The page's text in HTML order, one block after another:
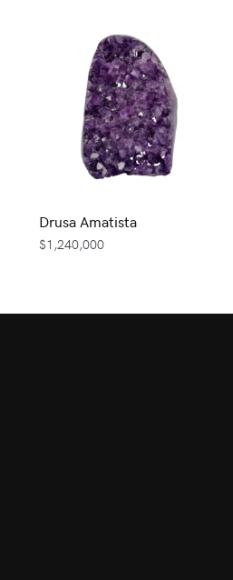
Drusa Amatista
$1,240,000